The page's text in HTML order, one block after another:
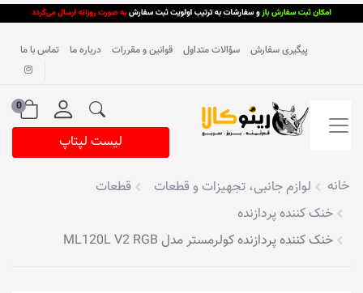
پیگیری سفارش سؤالات متداول قوانین و مقررات درباره ما تماس با ما
0
لیست لپتاپ
خانه لوازم جانبی، تجهیزات و قطعات
قطعات
خنک کننده پردازنده
خنک کننده پردازنده کولرمستر مدل ML120L V2 RGB